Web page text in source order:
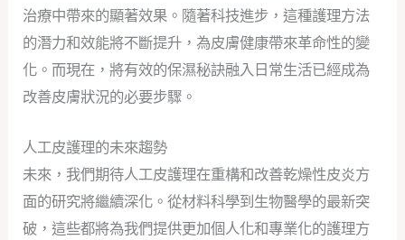
治療中帶來的顯著效果。隨著科技進步，這種護理方法
的潛力和效能將不斷提升，為皮膚健康帶來革命性的變
化。而現在，將有效的保濕秘訣融入日常生活已經成為
改善皮膚狀況的必要步驟。
人工皮護理的未來趨勢
未來，我們期待人工皮護理在重構和改善乾燥性皮炎方
面的研究將繼續深化。從材料科學到生物醫學的最新突
破，這些都將為我們提供更加個人化和專業化的護理方